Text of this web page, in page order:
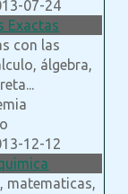
07-24
Exactas
con las
álgebra,
12-12
matematicas,